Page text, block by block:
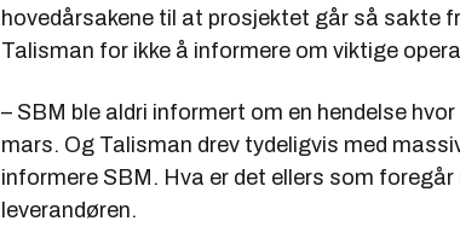
hovedårsakene til at prosjektet går så sakte
Talisman for ikke å informere om viktige
– SBM ble aldri informert om en hendelse
mars. Og Talisman drev tydeligvis med
informere SBM. Hva er det ellers som
leverandøren.